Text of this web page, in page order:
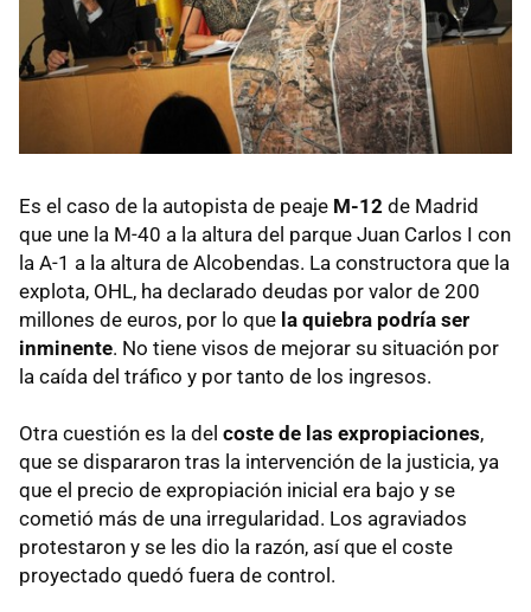
Es el caso de la autopista de peaje M-12 de Madrid
que une la M-40 a la altura del parque Juan Carlos I con
la A-1 a la altura de Alcobendas. La constructora que la
explota, OHL, ha declarado deudas por valor de 200
millones de euros, por lo que la quiebra podría ser
inminente. No tiene visos de mejorar su situación por
la caída del tráfico y por tanto de los ingresos.
Otra cuestión es la del coste de las expropiaciones,
que se dispararon tras la intervención de la justicia, ya
que el precio de expropiación inicial era bajo y se
cometió más de una irregularidad. Los agraviados
protestaron y se les dio la razón, así que el coste
proyectado quedó fuera de control.